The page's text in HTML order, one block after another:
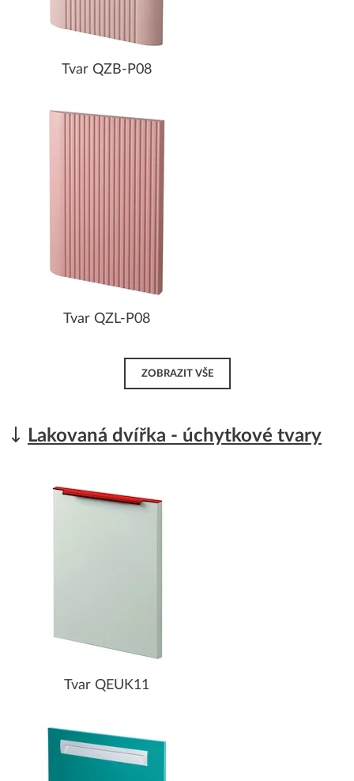
Tvar QZB-P08
Tvar QZL-P08
ZOBRAZIT VŠE
Lakovaná dvířka - úchytkové tvary
Tvar QEUK11